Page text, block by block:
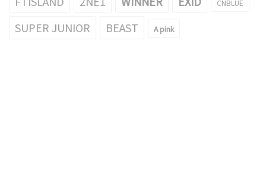
CNBLUE
SUPER JUNIOR BEAST A pink